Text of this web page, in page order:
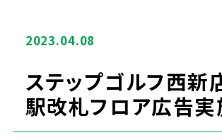
2023.04.08
ステップゴルフ西新
駅改札フロア広告実